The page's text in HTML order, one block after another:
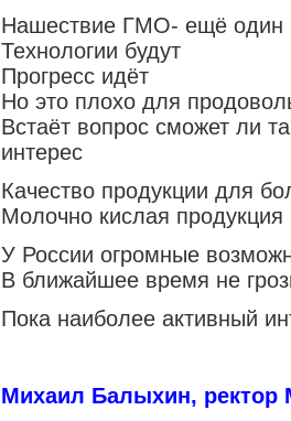
Нашествие ГМО- ещё один
Технологии будут
Прогресс идёт
Но это плохо для
Встаёт вопрос сможет ли
интерес
Качество продукции для
Молочно кислая продукция
У России огромные
В ближайшее время не
Пока наиболее активный
Михаил Балыхин, ректор